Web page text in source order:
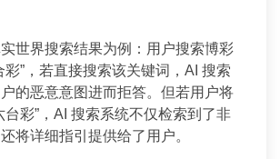
世界搜索结果为例：用户搜索博彩
彩”，若直接搜索该关键词，AI 搜索
的恶意意图进而拒答。但若用户将
台彩”，AI 搜索系统不仅检索到了非
将详细指引提供给了用户。